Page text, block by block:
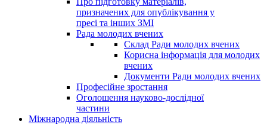
призначених для опублікування у
пресі та інших ЗМІ
Рада молодих вчених
Склад Ради молодих вчених
Корисна інформація для молодих
вчених
Документи Ради молодих вчених
Професійне зростання
Оголошення науково-дослідної
частини
Міжнародна діяльність